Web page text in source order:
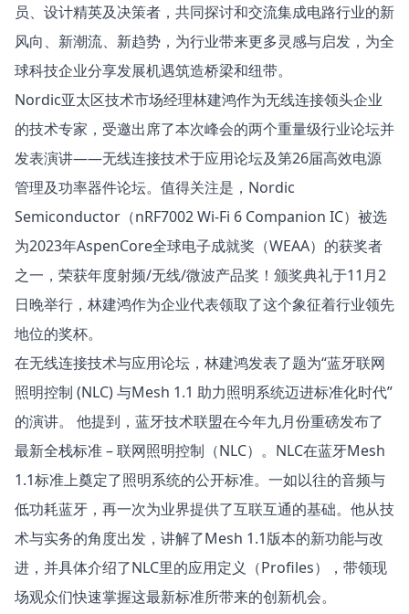
员、设计精英及决策者，共同探讨和交流集成电路行业的新
风向、新潮流、新趋势，为行业带来更多灵感与启发，为全
球科技企业分享发展机遇筑造桥梁和纽带。
Nordic亚太区技术市场经理林建鸿作为无线连接领头企业
的技术专家，受邀出席了本次峰会的两个重量级行业论坛并
发表演讲——无线连接技术于应用论坛及第26届高效电源
管理及功率器件论坛。值得关注是，Nordic
Semiconductor（nRF7002 Wi-Fi 6 Companion IC）被选
为2023年AspenCore全球电子成就奖（WEAA）的获奖者
之一，荣获年度射频/无线/微波产品奖！颁奖典礼于11月2
日晚举行，林建鸿作为企业代表领取了这个象征着行业领先
地位的奖杯。
在无线连接技术与应用论坛，林建鸿发表了题为“蓝牙联网
照明控制 (NLC) 与Mesh 1.1 助力照明系统迈进标准化时代”
的演讲。 他提到，蓝牙技术联盟在今年九月份重磅发布了
最新全栈标准 – 联网照明控制（NLC）。NLC在蓝牙Mesh
1.1标准上奠定了照明系统的公开标准。一如以往的音频与
低功耗蓝牙，再一次为业界提供了互联互通的基础。他从技
术与实务的角度出发，讲解了Mesh 1.1版本的新功能与改
进，并具体介绍了NLC里的应用定义（Profiles），带领现
场观众们快速掌握这最新标准所带来的创新机会。